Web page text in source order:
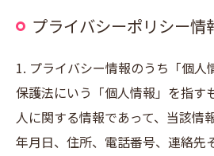
プライバシーポリシー情
1. プライバシー情報のうち「個人
保護法にいう「個人情報」を指す
人に関する情報であって、当該情
年月日、住所、電話番号、連絡先